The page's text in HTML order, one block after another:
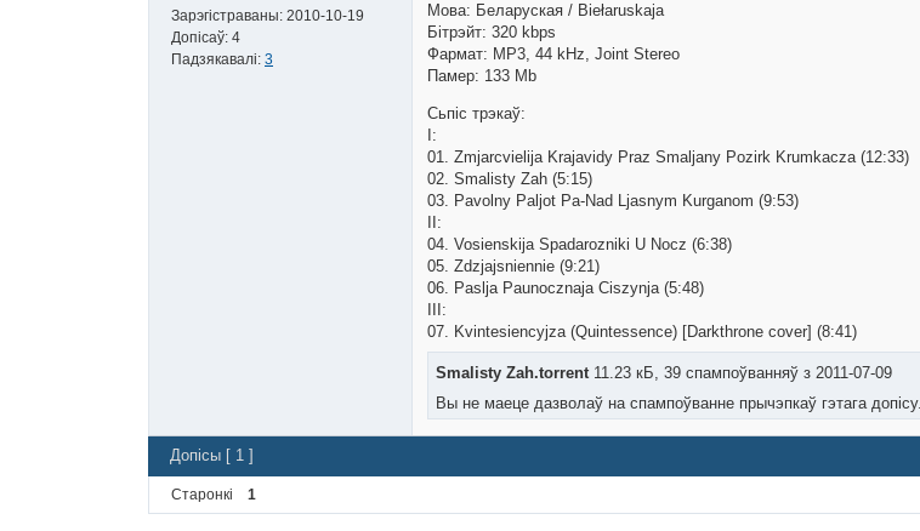
Зарэгістраваны: 2010-10-19
Допісаў: 4
Падзякавалі: 3
Мова: Беларуская / Biełaruskaja
Бітрэйт: 320 kbps
Фармат: MP3, 44 kHz, Joint Stereo
Памер: 133 Mb
Сьпіс трэкаў:
I:
01. Zmjarcvielija Krajavidy Praz Smaljany Pozirk Krumkacza (12:33)
02. Smalisty Zah (5:15)
03. Pavolny Paljot Pa-Nad Ljasnym Kurganom (9:53)
II:
04. Vosienskija Spadarozniki U Nocz (6:38)
05. Zdzjajsniennie (9:21)
06. Paslja Paunocznaja Ciszynja (5:48)
III:
07. Kvintesiencyjza (Quintessence) [Darkthrone cover] (8:41)
Smalisty Zah.torrent11.23 кБ, 39 спампоўванняў з 2011-07-09
Вы не маеце дазволаў на спампоўванне прычэпкаў гэтага допісу.
Допісы [ 1 ]
Старонкі 1